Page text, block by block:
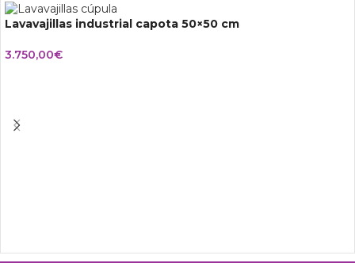
Lavavajillas industrial capota 50×50 cm
3.750,00€